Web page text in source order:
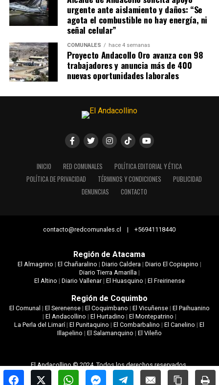
urgente ante aislamiento y daños: “Se
agota el combustible no hay energía, ni
señal celular”
COMUNALES hace 4 semanas
Proyecto Andacollo Oro avanza con 98
trabajadores y anuncia más de 400
nuevas oportunidades laborales
INICIO RED COMUNALES
POLÍTICA EDITORIAL Y ÉTICA
POLÍTICA DE PRIVACIDAD
TÉRMINOS Y CONDICIONES
PUBLICIDAD
DENUNCIAS
CONTACTO
contacto@redcomunales.cl | +56941118440
Región de Atacama
El Almagrino | El Chañaralino | Diario Caldera| Diario El Copiapino |
Diario Tierra Amarilla|
El Altino | Diario Vallenar| El Huasquino | El Freirinense
Región de Coquimbo
El Comunal | El Serenense| El Coquimbano | El Vicuñense| El Paihuanino
| El Andacollino | El Hurtadino | El Montepatrino |
La Perla del Limarí|El Punitaquino |El Combarbalino |El Canelino |El
Illapelino | El Salamanquino | El Vileño
El Andacollino © 2024. Todos los derechos reservados.